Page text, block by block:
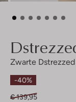
Zwarte
-40%
€ 139,95